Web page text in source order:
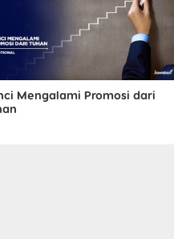
Mengalami Promosi dari